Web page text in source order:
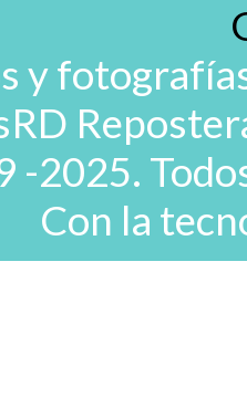
y
-2025.
Con la